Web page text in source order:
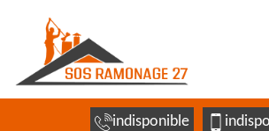
indisponible